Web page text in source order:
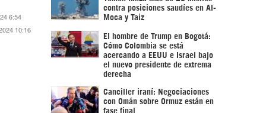
6:54
10:16
contra posiciones saudíes en Al-
Moca y Taiz
El hombre de Trump en Bogotá:
Cómo Colombia se está
acercando a EEUU e Israel bajo
el nuevo presidente de extrema
derecha
Canciller iraní: Negociaciones
con Omán sobre Ormuz están en
fase final